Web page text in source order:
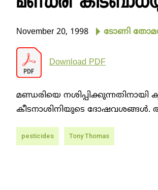
November 20, 1998 ടോണി
Download PDF
മണ്ഡരിയെ
കീടനാശിനിയുടെ ദോഷവശങ്ങള്‍.
pesticides Tony Thomas